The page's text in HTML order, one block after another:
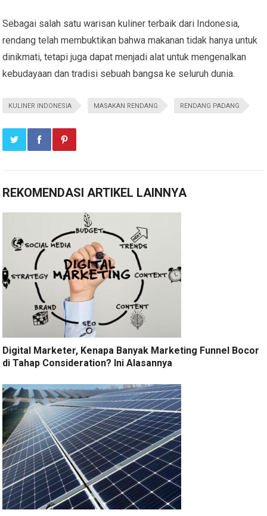
Sebagai salah satu warisan kuliner terbaik dari Indonesia,
rendang telah membuktikan bahwa makanan tidak hanya untuk
dinikmati, tetapi juga dapat menjadi alat untuk mengenalkan
kebudayaan dan tradisi sebuah bangsa ke seluruh dunia.
KULINER INDONESIA MASAKAN RENDANG RENDANG PADANG
REKOMENDASI ARTIKEL LAINNYA
Digital Marketer, Kenapa Banyak Marketing Funnel Bocor
di Tahap Consideration? Ini Alasannya